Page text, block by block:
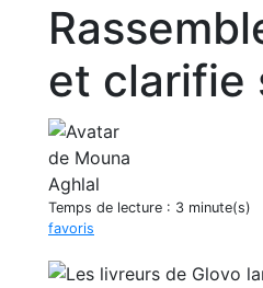
et clarifie
Temps de lecture : 3 minute(s)
favoris